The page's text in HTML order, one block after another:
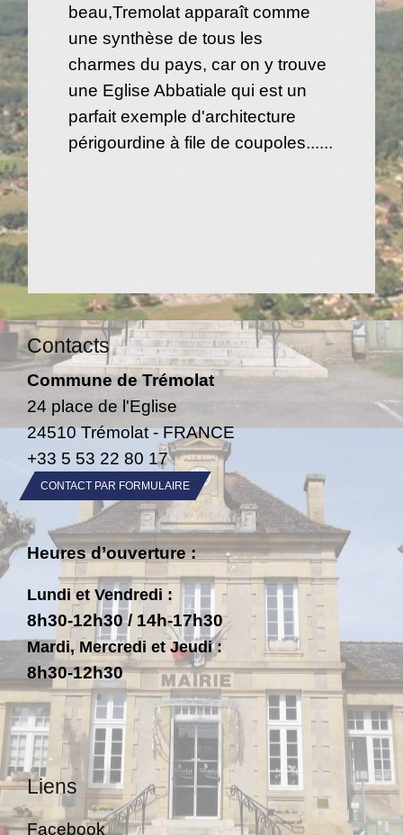
beau,Tremolat apparaît comme
une synthèse de tous les
charmes du pays, car on y trouve
une Eglise Abbatiale qui est un
parfait exemple d'architecture
périgourdine à file de coupoles......
Contacts
Commune de Trémolat
24 place de l'Eglise
24510 Trémolat - FRANCE
+33 5 53 22 80 17
CONTACT PAR FORMULAIRE
Heures d’ouverture :
Lundi et Vendredi :
8h30-12h30 / 14h-17h30
Mardi, Mercredi et Jeudi :
8h30-12h30
Liens
Facebook